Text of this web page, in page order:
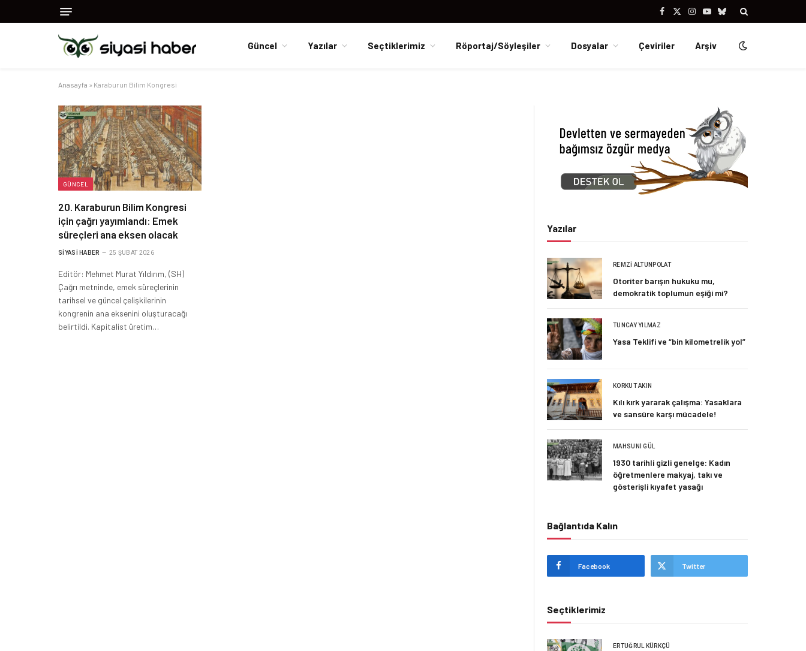
Facebook
X
Instagram
YouTubeBluesky
Güncel Yazılar Seçtiklerimiz Röportaj/Söyleşiler Dosyalar Çeviriler Arşiv
Anasayfa » Karaburun Bilim Kongresi
GÜNCEL
20. Karaburun Bilim Kongresi
için çağrı yayımlandı: Emek
süreçleri ana eksen olacak
SIYASI HABER 25 ŞUBAT 2026
Editör: Mehmet Murat Yıldırım, (SH)
Çağrı metninde, emek süreçlerinin
tarihsel ve güncel çelişkilerinin
kongrenin ana eksenini oluşturacağı
belirtildi. Kapitalist üretim…
Yazılar
REMZI ALTUNPOLAT
Otoriter barışın hukuku mu,
demokratik toplumun eşiği mi?
TUNCAY YILMAZ
Yasa Teklifi ve “bin kilometrelik yol”
KORKUT AKIN
Kılı kırk yararak çalışma: Yasaklara
ve sansüre karşı mücadele!
MAHSUNI GÜL
1930 tarihli gizli genelge: Kadın
öğretmenlere makyaj, takı ve
gösterişli kıyafet yasağı
Bağlantıda Kalın
Facebook Twitter
Seçtiklerimiz
ERTUĞRUL KÜRKÇÜ